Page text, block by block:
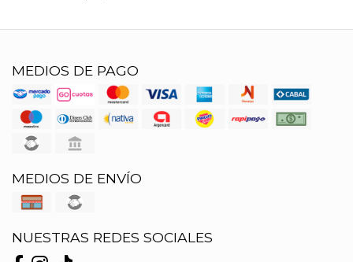
MEDIOS DE PAGO
MEDIOS DE ENVÍO
NUESTRAS REDES SOCIALES